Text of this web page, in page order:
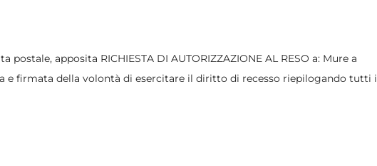
apposita RICHIESTA DI AUTORIZZAZIONE AL RESO a: Mure a
e firmata della volontà di esercitare il diritto di recesso riepilogando tutti i